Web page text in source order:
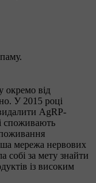
окремо від
У 2015 році
AgRP-
споживають
мережа нервових
собі за мету знайти
із високим